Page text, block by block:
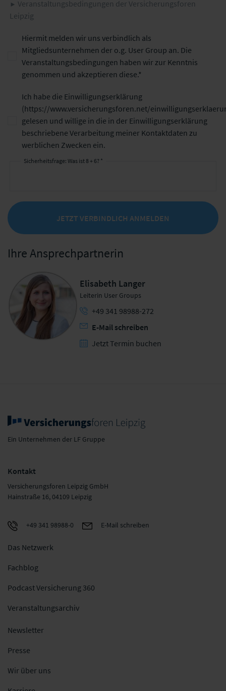
Veranstaltungsbedingungen der Versicherungsforen
Leipzig
Hiermit melden wir uns verbindlich als
Mitgliedsunternehmen der o.g. User Group an. Die
Veranstaltungsbedingungen haben wir zur Kenntnis
genommen und akzeptieren diese.
Ich habe die Einwilligungserklärung
(https://www.versicherungsforen.net/
gelesen und willige in die in der Einwilligungserklärung
beschriebene Verarbeitung meiner Kontaktdaten zu
werblichen Zwecken ein.
Sicherheitsfrage: Was ist 8 + 6? *
JETZT VERBINDLICH ANMELDEN
Ihre Ansprechpartnerin
Elisabeth Langer
Leiterin User Groups
+49 341 98988-272
E-Mail schreiben
Jetzt Termin buchen
Ein Unternehmen der LF Gruppe
Kontakt
Versicherungsforen Leipzig GmbH
Hainstraße 16, 04109 Leipzig
+49 341 98988-0 E-Mail schreiben
Das Netzwerk
Fachblog
Podcast Versicherung 360
Veranstaltungsarchiv
Newsletter
Presse
Wir über uns